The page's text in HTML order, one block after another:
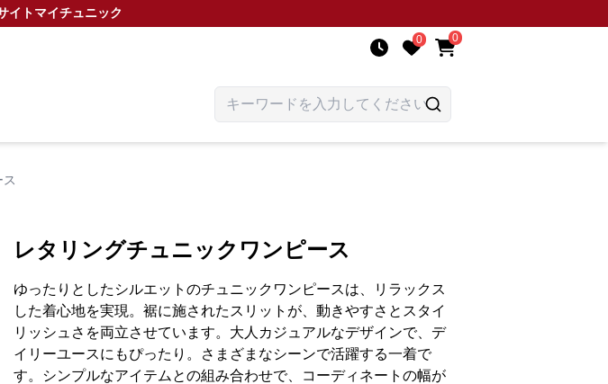
イトマイチュニック
0 0
レタリングチュニックワンピース
ゆったりとしたシルエットのチュニックワンピースは、リラックス
した着心地を実現。裾に施されたスリットが、動きやすさとスタイ
リッシュさを両立させています。大人カジュアルなデザインで、デ
イリーユースにもぴったり。さまざまなシーンで活躍する一着で
す。シンプルなアイテムとの組み合わせで、コーディネートの幅が